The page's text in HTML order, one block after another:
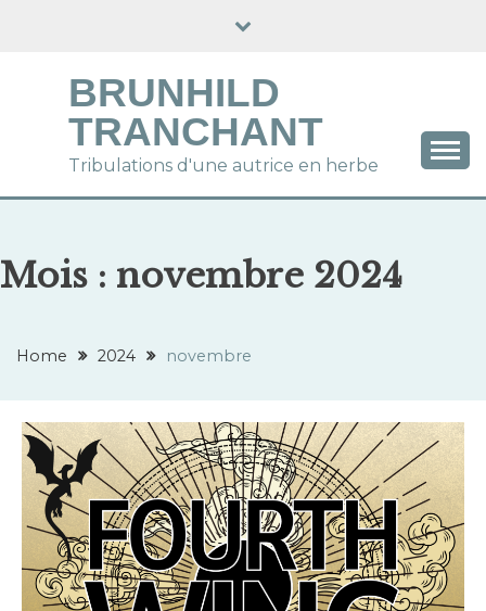
BRUNHILD
TRANCHANT
Tribulations d'une autrice en herbe
Mois : novembre 2024
Home 2024 novembre